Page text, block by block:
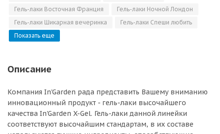
Гель-лаки Восточная Франция
Гель-лаки Ночной Лондон
Гель-лаки Шикарная вечеринка
Гель-лаки Спеши любить
Показать еще
Описание
Компания In'Garden рада представить Вашему вниманию
инновационный продукт - гель-лаки высочайшего
качества In'Garden X-Gel. Гель-лаки данной линейки
соответствуют высочайшим стандартам, в их составе